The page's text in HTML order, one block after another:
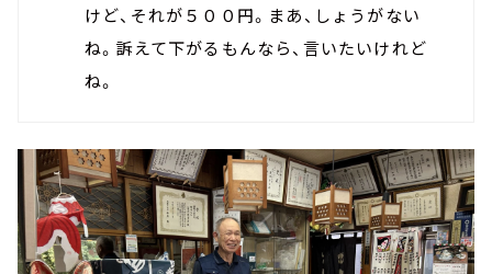
けど、それが５００円。まあ、しょうがない
ね。訴えて下がるもんなら、言いたいけれど
ね。